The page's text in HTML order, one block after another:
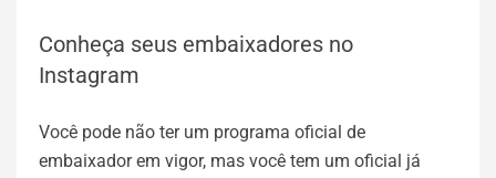
Conheça seus embaixadores no
Instagram
Você pode não ter um programa oficial de
embaixador em vigor, mas você tem um oficial já